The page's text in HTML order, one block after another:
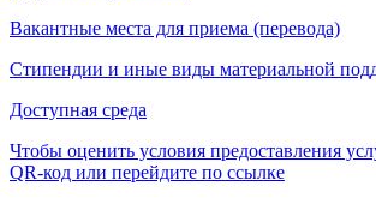
Вакантные места для приема (перевода)
Стипендии и иные виды материальной
Доступная среда
Чтобы оценить условия предоставления
QR-код или перейдите по ссылке